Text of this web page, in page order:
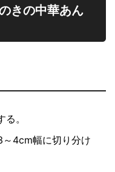
きの中華あん
。
～4cm幅に切り分け